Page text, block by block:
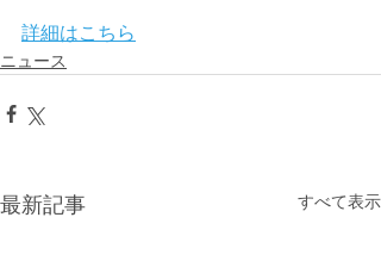
詳細はこちら
ニュース
最新記事 すべて表示